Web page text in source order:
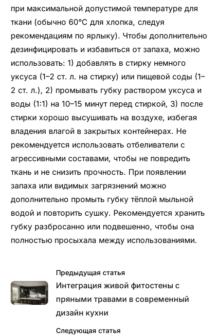
при максимальной допустимой температуре для
ткани (обычно 60°C для хлопка, следуя
рекомендациям по ярлыку). Чтобы дополнительно
дезинфицировать и избавиться от запаха, можно
использовать: 1) добавлять в стирку немного
уксуса (1–2 ст. л. на стирку) или пищевой соды (1–
2 ст. л.), 2) промывать губку раствором уксуса и
воды (1:1) на 10–15 минут перед стиркой, 3) после
стирки хорошо высушивать на воздухе, избегая
владения влагой в закрытых контейнерах. Не
рекомендуется использовать отбеливатели с
агрессивными составами, чтобы не повредить
ткань и не снизить прочность. При появлении
запаха или видимых загрязнений можно
дополнительно промыть губку тёплой мыльной
водой и повторить сушку. Рекомендуется хранить
губку разбросанно или подвешенно, чтобы она
полностью просыхала между использованиями.
Предыдущая статья
Интеграция живой фитостены с
пряными травами в современный
дизайн кухни
Следующая статья